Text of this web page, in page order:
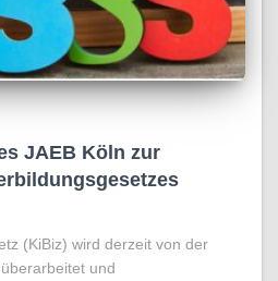
JAEB Köln zur
(KiBiz) wird derzeit von der
und